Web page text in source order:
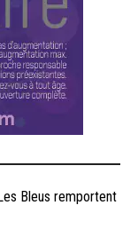
Bleus remportent